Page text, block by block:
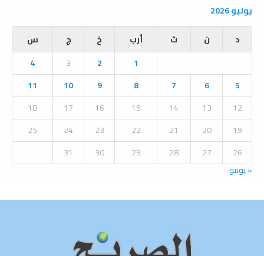
r
r
E
A
R
C
H
يوليو 2026
د
ن ث أرب خ ج
س
1
2
3
4
5
6
7
8
9
10
11
12
13
14
15
16
17
18
19
20
21
22
23
24
25
26
27
28
29
30
31
« يونيو